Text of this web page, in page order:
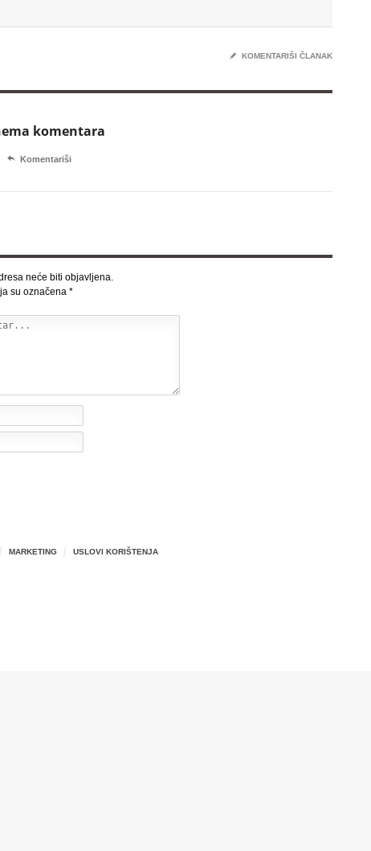
✎ KOMENTARIŠI ČLANAK
komentara
 Komentariši
neće biti objavljena.
su označena *
MARKETING USLOVI KORIŠTENJA